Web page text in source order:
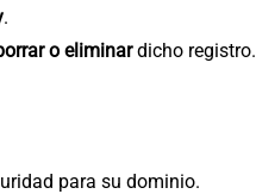
.
o eliminardicho registro.
para su dominio.